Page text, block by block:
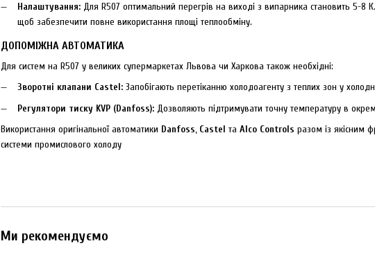
Налаштування: Для R507 оптимальний перегрів на виході з випарника становить 5-
щоб забезпечити повне використання площі теплообміну.
ДОПОМІЖНА АВТОМАТИКА
Для систем на R507 у великих супермаркетах Львова чи Харкова також необхідні:
Зворотні клапани Castel: Запобігають перетіканню холодоагенту з теплих зон у
Регулятори тиску KVP (Danfoss): Дозволяють підтримувати точну температуру в
Використання оригінальної автоматики Danfoss, Castel та Alco Controls разом із якісним
системи промислового холоду
Ми рекомендуємо